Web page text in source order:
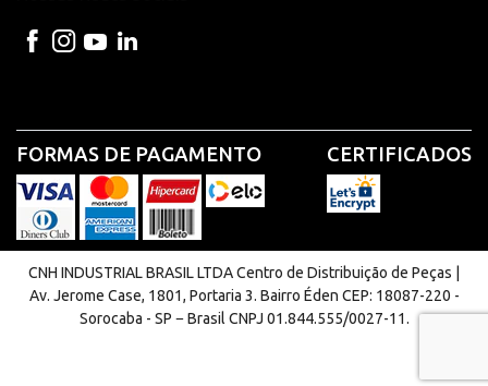
FORMAS DE PAGAMENTO CERTIFICADOS
CNH INDUSTRIAL BRASIL LTDA Centro de Distribuição de Peças |
Av. Jerome Case, 1801, Portaria 3. Bairro Éden CEP: 18087-220 -
Sorocaba - SP − Brasil CNPJ 01.844.555/0027-11.